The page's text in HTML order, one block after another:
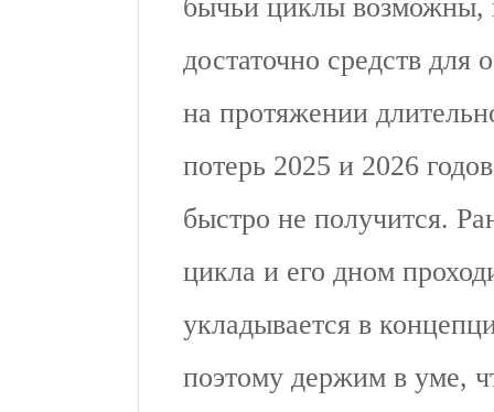
бычьи циклы возможны,
достаточно средств для
на протяжении
потерь 2025 и 2026
быстро не получится.
цикла и его дном
укладывается в
поэтому держим в уме,